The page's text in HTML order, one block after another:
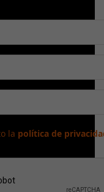
la política de